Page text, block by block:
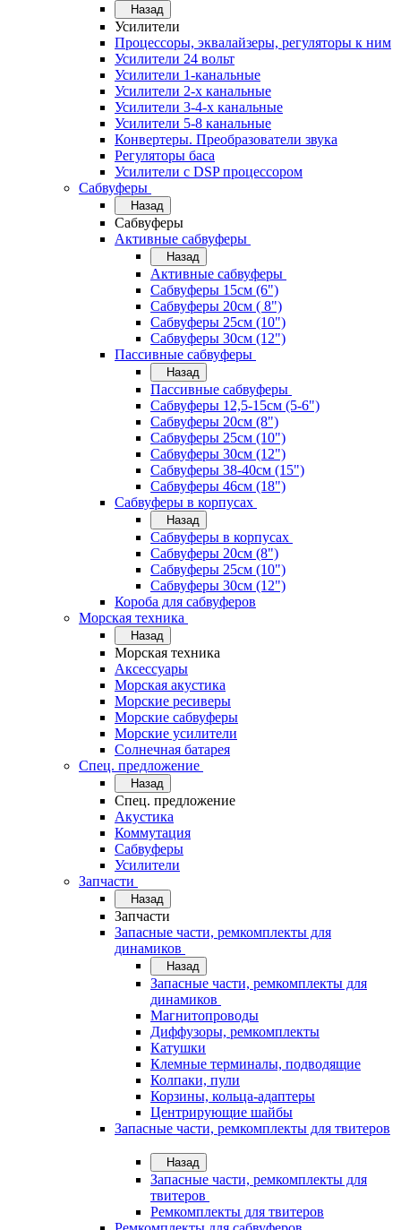
Назад
Усилители
Процессоры, эквалайзеры, регуляторы к ним
Усилители 24 вольт
Усилители 1-канальные
Усилители 2-х канальные
Усилители 3-4-х канальные
Усилители 5-8 канальные
Конвертеры. Преобразователи звука
Регуляторы баса
Усилители с DSP процессором
Сабвуферы
Назад
Сабвуферы
Активные сабвуферы
Назад
Активные сабвуферы
Сабвуферы 15см (6")
Сабвуферы 20см ( 8")
Сабвуферы 25см (10")
Сабвуферы 30см (12")
Пассивные сабвуферы
Назад
Пассивные сабвуферы
Сабвуферы 12,5-15см (5-6")
Сабвуферы 20см (8")
Сабвуферы 25см (10")
Сабвуферы 30см (12")
Сабвуферы 38-40см (15")
Сабвуферы 46см (18")
Сабвуферы в корпусах
Назад
Сабвуферы в корпусах
Сабвуферы 20см (8")
Сабвуферы 25см (10")
Сабвуферы 30см (12")
Короба для сабвуферов
Морская техника
Назад
Морская техника
Аксессуары
Морская акустика
Морские ресиверы
Морские сабвуферы
Морские усилители
Солнечная батарея
Спец. предложение
Назад
Спец. предложение
Акустика
Коммутация
Сабвуферы
Усилители
Запчасти
Назад
Запчасти
Запасные части, ремкомплекты для
динамиков
Назад
Запасные части, ремкомплекты для
динамиков
Магнитопроводы
Диффузоры, ремкомплекты
Катушки
Клемные терминалы, подводящие
Колпаки, пули
Корзины, кольца-адаптеры
Центрирующие шайбы
Запасные части, ремкомплекты для твитеров
Назад
Запасные части, ремкомплекты для
твитеров
Ремкомплекты для твитеров